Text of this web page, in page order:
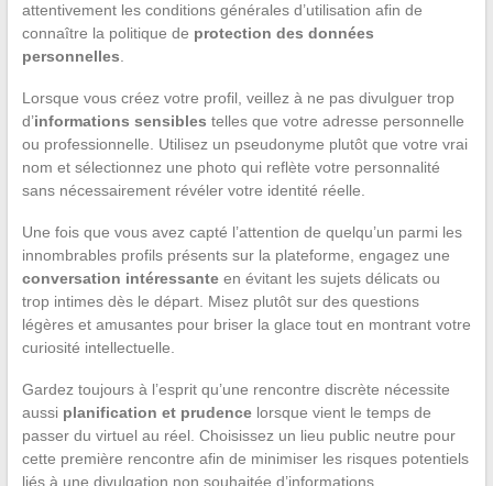
attentivement les conditions générales d’utilisation afin de
connaître la politique de protection des données
personnelles.
Lorsque vous créez votre profil, veillez à ne pas divulguer trop
d’informations sensibles telles que votre adresse personnelle
ou professionnelle. Utilisez un pseudonyme plutôt que votre vrai
nom et sélectionnez une photo qui reflète votre personnalité
sans nécessairement révéler votre identité réelle.
Une fois que vous avez capté l’attention de quelqu’un parmi les
innombrables profils présents sur la plateforme, engagez une
conversation intéressanteen évitant les sujets délicats ou
trop intimes dès le départ. Misez plutôt sur des questions
légères et amusantes pour briser la glace tout en montrant votre
curiosité intellectuelle.
Gardez toujours à l’esprit qu’une rencontre discrète nécessite
aussi planification et prudencelorsque vient le temps de
passer du virtuel au réel. Choisissez un lieu public neutre pour
cette première rencontre afin de minimiser les risques potentiels
liés à une divulgation non souhaitée d’informations